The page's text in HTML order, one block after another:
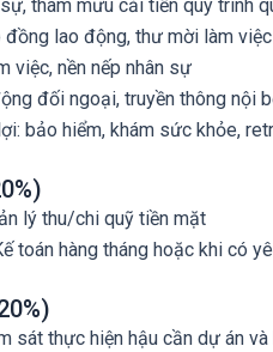
tham mưu cải tiến quy trình
đồng lao động, thư mời làm việc
việc, nền nếp nhân sự
đối ngoại, truyền thông nội
bảo hiểm, khám sức khỏe,
lý thu/chi quỹ tiền mặt
toán hàng tháng hoặc khi có
sát thực hiện hậu cần dự án